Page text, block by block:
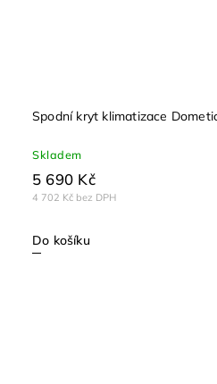
Spodní kryt klimatizace
Skladem
4 702 Kč bez DPH
5 690 Kč
Do košíku